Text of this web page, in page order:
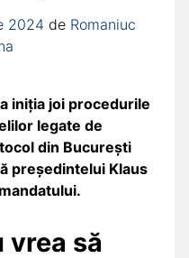
2024 de Romaniuc
iniția joi procedurile
legate de
din București
președintelui Klaus
vrea să